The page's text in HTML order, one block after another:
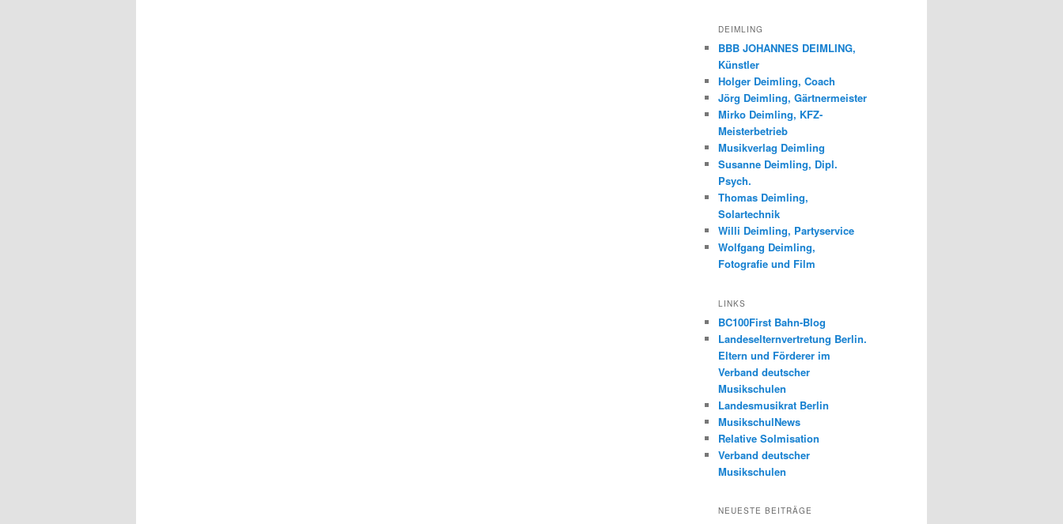
DEIMLING
BBB JOHANNES DEIMLING,
Künstler
Holger Deimling, Coach
Jörg Deimling, Gärtnermeister
Mirko Deimling, KFZ-
Meisterbetrieb
Musikverlag Deimling
Susanne Deimling, Dipl.
Psych.
Thomas Deimling,
Solartechnik
Willi Deimling, Partyservice
Wolfgang Deimling,
Fotografie und Film
LINKS
BC100First Bahn-Blog
Landeselternvertretung Berlin.
Eltern und Förderer im
Verband deutscher
Musikschulen
Landesmusikrat Berlin
MusikschulNews
Relative Solmisation
Verband deutscher
Musikschulen
NEUESTE BEITRÄGE